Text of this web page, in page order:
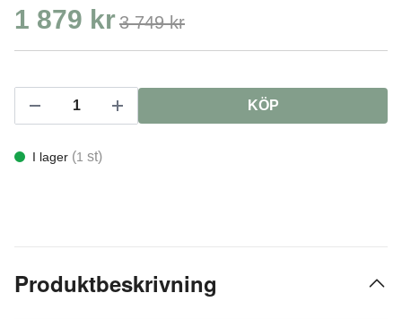
1 879 kr3 749 kr
KÖP
I lager (1 st)
Produktbeskrivning